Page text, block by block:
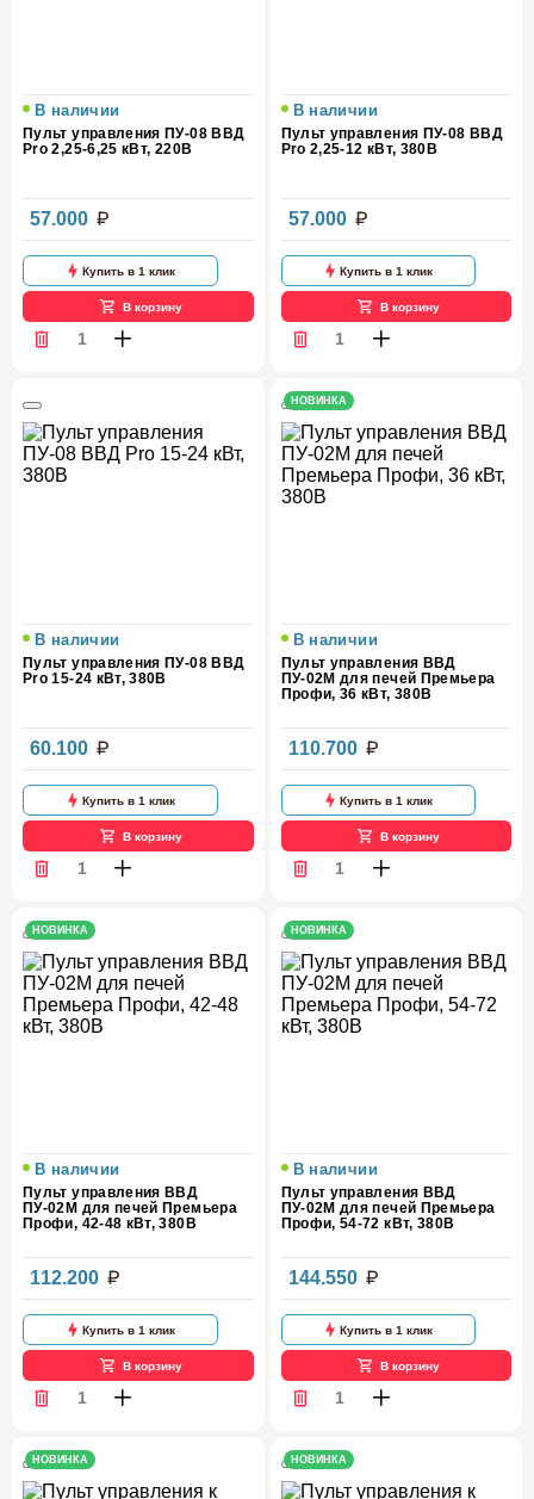
В наличии
Пульт управления ПУ-08 ВВД
Pro 2,25-6,25 кВт, 220В
57.000
Купить в 1 клик
В корзину
В наличии
Пульт управления ПУ-08 ВВД
Pro 2,25-12 кВт, 380В
57.000
Купить в 1 клик
В корзину
В наличии
Пульт управления ПУ-08 ВВД
Pro 15-24 кВт, 380В
60.100
Купить в 1 клик
В корзину
НОВИНКА
В наличии
Пульт управления ВВД
ПУ-02М для печей Премьера
Профи, 36 кВт, 380В
110.700
Купить в 1 клик
В корзину
НОВИНКА
В наличии
Пульт управления ВВД
ПУ-02М для печей Премьера
Профи, 42-48 кВт, 380В
112.200
Купить в 1 клик
В корзину
НОВИНКА
В наличии
Пульт управления ВВД
ПУ-02М для печей Премьера
Профи, 54-72 кВт, 380В
144.550
Купить в 1 клик
В корзину
НОВИНКА НОВИНКА